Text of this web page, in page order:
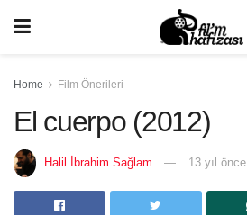
Home Film Önerileri
El cuerpo (2012)
Halil İbrahim Sağlam 13 yıl önce